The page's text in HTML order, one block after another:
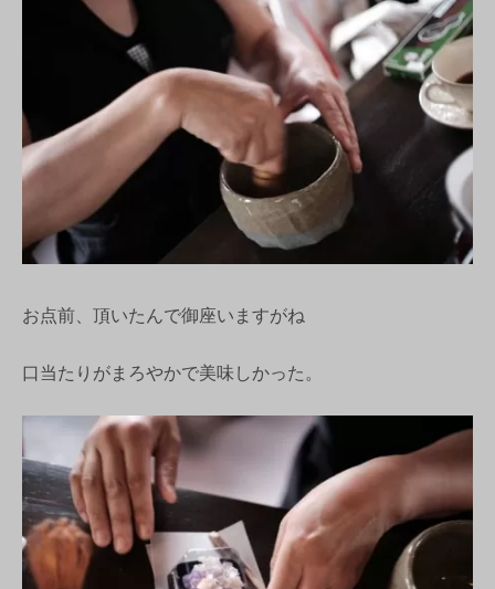
お点前、頂いたんで御座いますがね
口当たりがまろやかで美味しかった。